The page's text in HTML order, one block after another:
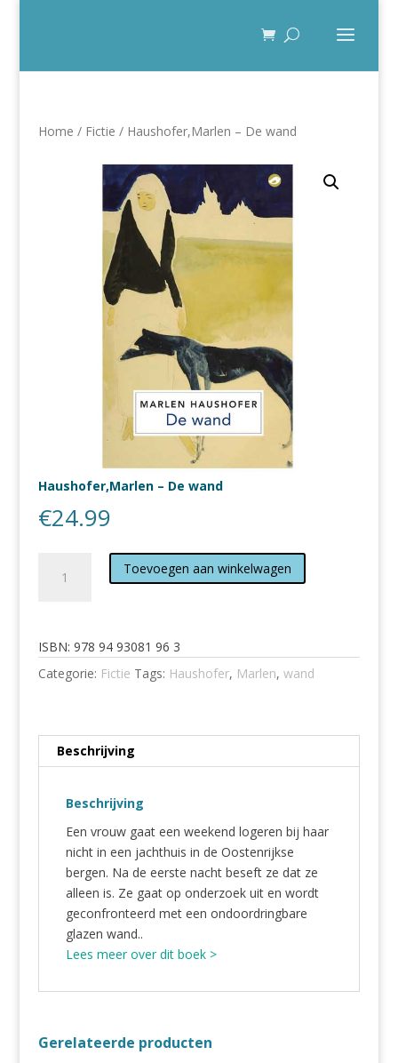
Home / Fictie / Haushofer,Marlen – De wand
Haushofer,Marlen – De wand
€24.99
Haushofer,Marlen
aantal
Toevoegen aan winkelwagen
ISBN: 978 94 93081 96 3
Categorie: Fictie Tags: Haushofer, Marlen, wand
Beschrijving
Beschrijving
Een vrouw gaat een weekend logeren bij haar
nicht in een jachthuis in de Oostenrijkse
bergen. Na de eerste nacht beseft ze dat ze
alleen is. Ze gaat op onderzoek uit en wordt
geconfronteerd met een ondoordringbare
glazen wand..
Lees meer over dit boek >
Gerelateerde producten